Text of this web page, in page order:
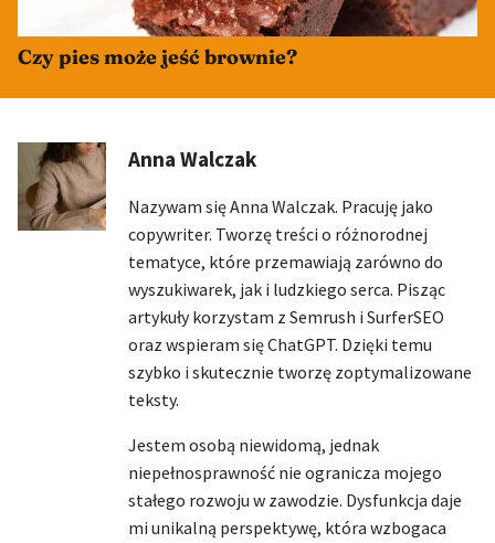
Czy pies może jeść brownie?
Anna Walczak
Nazywam się Anna Walczak. Pracuję jako
copywriter. Tworzę treści o różnorodnej
tematyce, które przemawiają zarówno do
wyszukiwarek, jak i ludzkiego serca. Pisząc
artykuły korzystam z Semrush i SurferSEO
oraz wspieram się ChatGPT. Dzięki temu
szybko i skutecznie tworzę zoptymalizowane
teksty.
Jestem osobą niewidomą, jednak
niepełnosprawność nie ogranicza mojego
stałego rozwoju w zawodzie. Dysfunkcja daje
mi unikalną perspektywę, która wzbogaca